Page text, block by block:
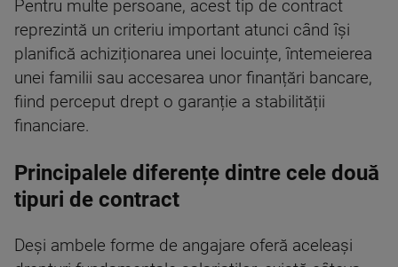
Pentru multe persoane, acest tip de contract
reprezintă un criteriu important atunci când își
planifică achiziționarea unei locuințe, întemeierea
unei familii sau accesarea unor finanțări bancare,
fiind perceput drept o garanție a stabilității
financiare.
Principalele diferențe dintre cele două
tipuri de contract
Deși ambele forme de angajare oferă aceleași